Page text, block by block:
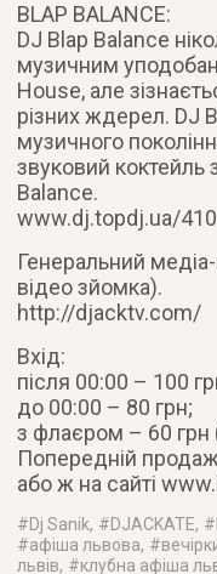
BLAP BALANCE:
DJ Blap Balance
музичним
House, але
різних ждерел. DJ
музичного
звуковий коктейль
Balance.
www.dj.topdj.ua/
Генеральний
відео зйомка).
http://djacktv.com/
Вхід:
після 00:00 – 100
до 00:00 – 80 грн;
з флаєром – 60 грн
Попередній
або ж на сайті
#Dj Sanik, #DJACKATE, #
#афіша львова, #
львів, #клубна афіша